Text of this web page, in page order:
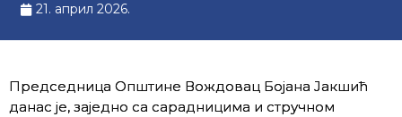
21. април 2026.
Председница Општине Вождовац Бојана Јакшић
данас је, заједно са сарадницима и стручном